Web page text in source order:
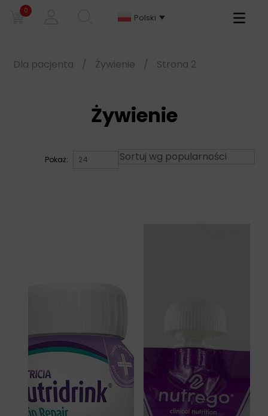
0
Polski
Primary
Dla pacjenta / Żywienie / Strona 2
Żywienie
Pokaż: